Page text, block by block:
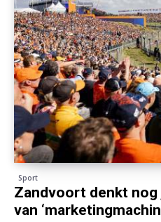
Sport
Zandvoort denkt
van